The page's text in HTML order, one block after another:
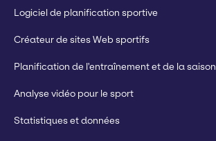
Logiciel de planification sportive
Créateur de sites Web sportifs
Planification de l'entraînement et de la saison
Analyse vidéo pour le sport
Statistiques et données